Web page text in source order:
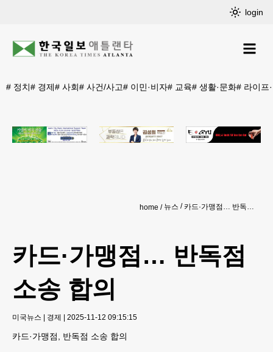
login
# 정치# 경제# 사회# 사건/사고# 이민·비자# 교육# 생활·문화# 라이프
home 뉴스 카드·가맹점… 반독점 소송 합의
카드·가맹점… 반독점
소송 합의
미국뉴스 | 경제 | 2025-11-12 09:15:15
카드·가맹점, 반독점 소송 합의